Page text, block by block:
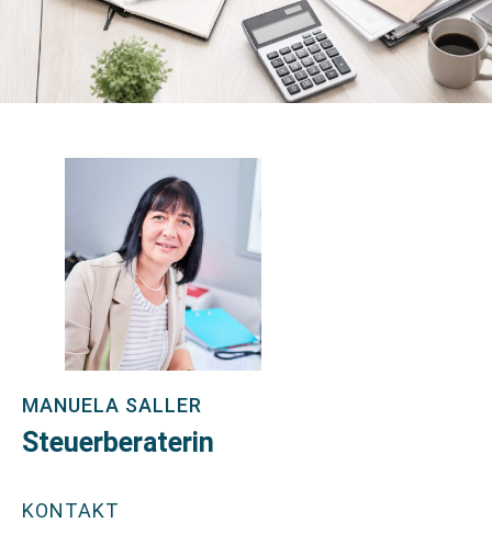
MANUELA SALLER
Steuerberaterin
KONTAKT